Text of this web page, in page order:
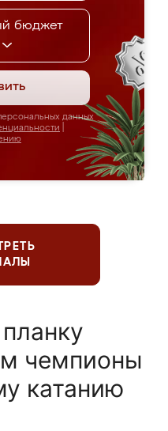
бюджет
данных
чемпионы
катанию